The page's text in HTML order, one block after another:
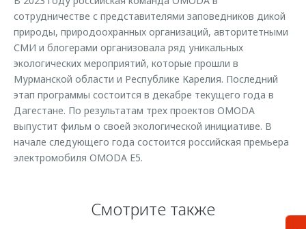
сотрудничестве с представителями заповедников дикой
природы, природоохранных организаций, авторитетными
СМИ и блогерами организовала ряд уникальных
экологических мероприятий, которые прошли в
Мурманской области и Республике Карелия. Последний
этап программы состоится в декабре текущего года в
Дагестане. По результатам трех проектов OMODA
выпустит фильм о своей экологической инициативе. В
начале следующего года состоится российская премьера
электромобиля OMODA E5.
Смотрите также